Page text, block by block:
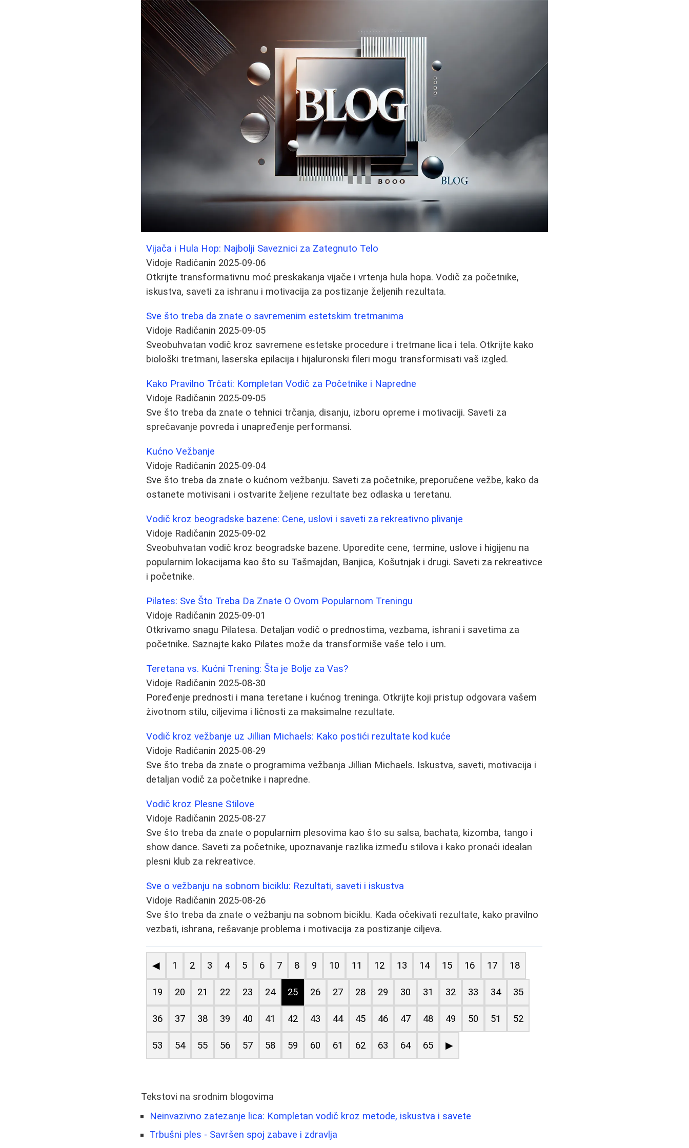
Vijača i Hula Hop: Najbolji Saveznici za Zategnuto Telo
Vidoje Radičanin 2025-09-06
Otkrijte transformativnu moć preskakanja vijače i vrtenja hula hopa. Vodič za početnike,
iskustva, saveti za ishranu i motivacija za postizanje željenih rezultata.
Sve što treba da znate o savremenim estetskim tretmanima
Vidoje Radičanin 2025-09-05
Sveobuhvatan vodič kroz savremene estetske procedure i tretmane lica i tela. Otkrijte kako
biološki tretmani, laserska epilacija i hijaluronski fileri mogu transformisati vaš izgled.
Kako Pravilno Trčati: Kompletan Vodič za Početnike i Napredne
Vidoje Radičanin 2025-09-05
Sve što treba da znate o tehnici trčanja, disanju, izboru opreme i motivaciji. Saveti za
sprečavanje povreda i unapređenje performansi.
Kućno Vežbanje
Vidoje Radičanin 2025-09-04
Sve što treba da znate o kućnom vežbanju. Saveti za početnike, preporučene vežbe, kako da
ostanete motivisani i ostvarite željene rezultate bez odlaska u teretanu.
Vodič kroz beogradske bazene: Cene, uslovi i saveti za rekreativno plivanje
Vidoje Radičanin 2025-09-02
Sveobuhvatan vodič kroz beogradske bazene. Uporedite cene, termine, uslove i higijenu na
popularnim lokacijama kao što su Tašmajdan, Banjica, Košutnjak i drugi. Saveti za rekreativce
i početnike.
Pilates: Sve Što Treba Da Znate O Ovom Popularnom Treningu
Vidoje Radičanin 2025-09-01
Otkrivamo snagu Pilatesa. Detaljan vodič o prednostima, vezbama, ishrani i savetima za
početnike. Saznajte kako Pilates može da transformiše vaše telo i um.
Teretana vs. Kućni Trening: Šta je Bolje za Vas?
Vidoje Radičanin 2025-08-30
Poređenje prednosti i mana teretane i kućnog treninga. Otkrijte koji pristup odgovara vašem
životnom stilu, ciljevima i ličnosti za maksimalne rezultate.
Vodič kroz vežbanje uz Jillian Michaels: Kako postići rezultate kod kuće
Vidoje Radičanin 2025-08-29
Sve što treba da znate o programima vežbanja Jillian Michaels. Iskustva, saveti, motivacija i
detaljan vodič za početnike i napredne.
Vodič kroz Plesne Stilove
Vidoje Radičanin 2025-08-27
Sve što treba da znate o popularnim plesovima kao što su salsa, bachata, kizomba, tango i
show dance. Saveti za početnike, upoznavanje razlika između stilova i kako pronaći idealan
plesni klub za rekreativce.
Sve o vežbanju na sobnom biciklu: Rezultati, saveti i iskustva
Vidoje Radičanin 2025-08-26
Sve što treba da znate o vežbanju na sobnom biciklu. Kada očekivati rezultate, kako pravilno
vezbati, ishrana, rešavanje problema i motivacija za postizanje ciljeva.
◀ 1 2 3 4 5 6 7 8 9 10 11 12 13 14 15 16 17 18
19 20 21 22 23 24 25 26 27 28 29 30 31 32 33 34 35
36 37 38 39 40 41 42 43 44 45 46 47 48 49 50 51 52
53 54 55 56 57 58 59 60 61 62 63 64 65 ▶
Tekstovi na srodnim blogovima
Neinvazivno zatezanje lica: Kompletan vodič kroz metode, iskustva i savete
Trbušni ples - Savršen spoj zabave i zdravlja